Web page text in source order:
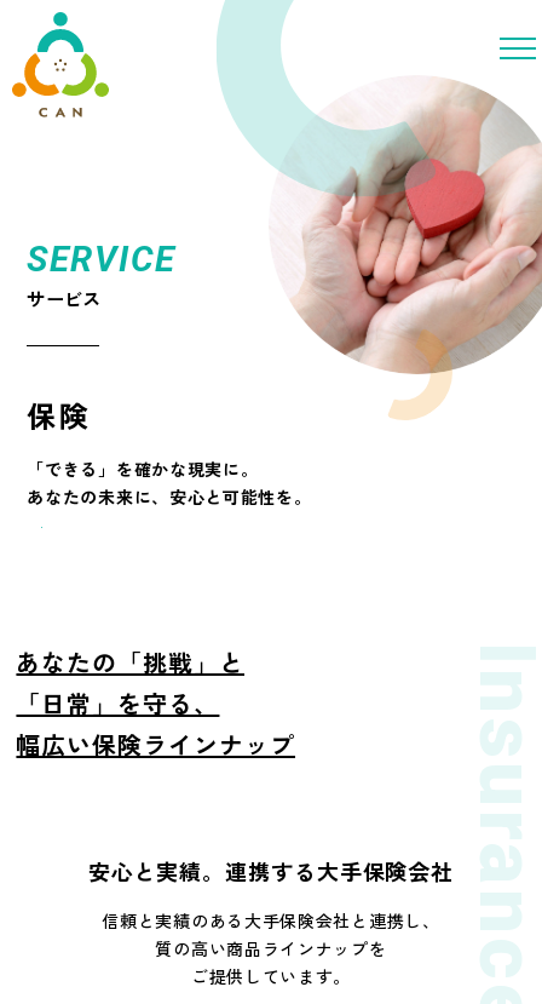
SERVICE
サービス
保険
「できる」を確かな現実に。
あなたの未来に、安心と可能性を。
あなたの「挑戦」と
「日常」を守る、
幅広い保険ラインナップ
安心と実績。連携する大手保険会社
信頼と実績のある大手保険会社と連携し、
質の高い商品ラインナップを
ご提供しています。